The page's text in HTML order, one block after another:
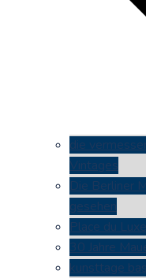
die
Vintages
Die Berliner
gesehen
Place du
30 Jahre
kunsttage